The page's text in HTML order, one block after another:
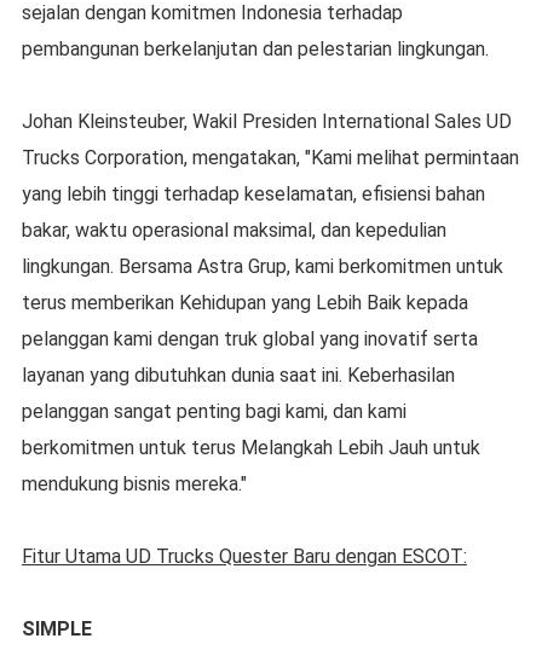
sejalan dengan komitmen Indonesia terhadap
pembangunan berkelanjutan dan pelestarian lingkungan.
Johan Kleinsteuber, Wakil Presiden International Sales UD
Trucks Corporation, mengatakan, "Kami melihat permintaan
yang lebih tinggi terhadap keselamatan, efisiensi bahan
bakar, waktu operasional maksimal, dan kepedulian
lingkungan. Bersama Astra Grup, kami berkomitmen untuk
terus memberikan Kehidupan yang Lebih Baik kepada
pelanggan kami dengan truk global yang inovatif serta
layanan yang dibutuhkan dunia saat ini. Keberhasilan
pelanggan sangat penting bagi kami, dan kami
berkomitmen untuk terus Melangkah Lebih Jauh untuk
mendukung bisnis mereka."
Fitur Utama UD Trucks Quester Baru dengan ESCOT:
SIMPLE